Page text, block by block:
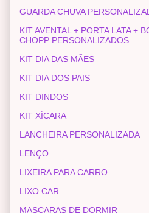
GUARDA CHUVA
KIT AVENTAL + PORTA LATA +
CHOPP PERSONALIZADOS
KIT DIA DAS MÃES
KIT DIA DOS PAIS
KIT DINDOS
KIT XÍCARA
LANCHEIRA PERSONALIZADA
LENÇO
LIXEIRA PARA CARRO
LIXO CAR
MASCARAS DE DORMIR